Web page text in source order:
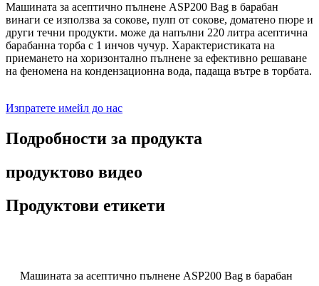
Машината за асептично пълнене ASP200 Bag в барабан
винаги се използва за сокове, пулп от сокове, доматено пюре и
други течни продукти. може да напълни 220 литра асептична
барабанна торба с 1 инчов чучур. Характеристиката на
приемането на хоризонтално пълнене за ефективно решаване
на феномена на кондензационна вода, падаща вътре в торбата.
Изпратете имейл до нас
Подробности за продукта
продуктово видео
Продуктови етикети
Машината за асептично пълнене ASP200 Bag в барабан